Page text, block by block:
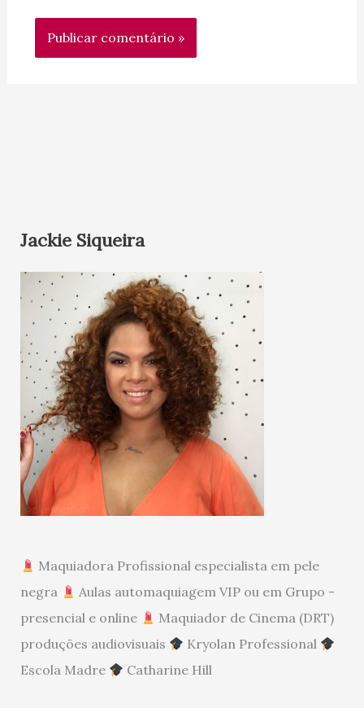
Jackie Siqueira
Maquiadora Profissional especialista em pele
negra
Aulas automaquiagem VIP ou em Grupo -
presencial e online
Maquiador de Cinema (DRT)
produções audiovisuais
Kryolan Professional
Escola Madre
Catharine Hill